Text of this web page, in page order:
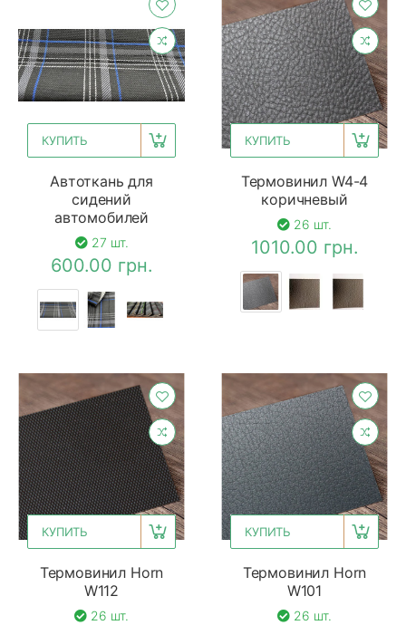
КУПИТЬ
Автоткань для
сидений
автомобилей
27 шт.
600.00 грн.
КУПИТЬ
Термовинил W4-4
коричневый
26 шт.
1010.00 грн.
КУПИТЬ
Термовинил Horn
W112
26 шт.
КУПИТЬ
Термовинил Horn
W101
26 шт.